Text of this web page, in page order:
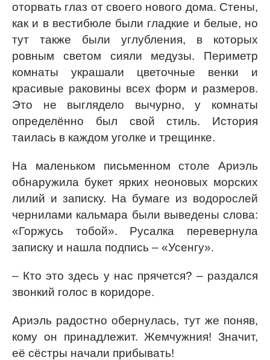
оторвать глаз от своего нового дома. Стены,
как и в вестибюле были гладкие и белые, но
тут также были углубления, в которых
ровным светом сияли медузы. Периметр
комнаты украшали цветочные венки и
красивые раковины всех форм и размеров.
Это не выглядело вычурно, у комнаты
определённо был свой стиль. История
таилась в каждом уголке и трещинке.
На маленьком письменном столе Ариэль
обнаружила букет ярких неоновых морских
лилий и записку. На бумаге из водорослей
чернилами кальмара были выведены слова:
«Горжусь тобой». Русалка перевернула
записку и нашла подпись – «Усенгу».
– Кто это здесь у нас прячется? – раздался
звонкий голос в коридоре.
Ариэль радостно обернулась, тут же поняв,
кому он принадлежит. Жемчужния! Значит,
её сёстры начали прибывать!